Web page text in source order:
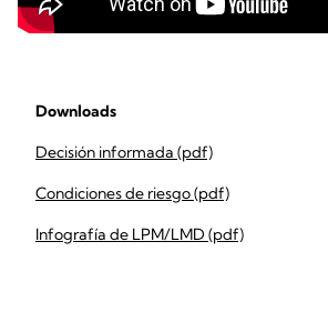
Downloads
Decisión informada (pdf)
Condiciones de riesgo (pdf)
Infografía de LPM/LMD (pdf)